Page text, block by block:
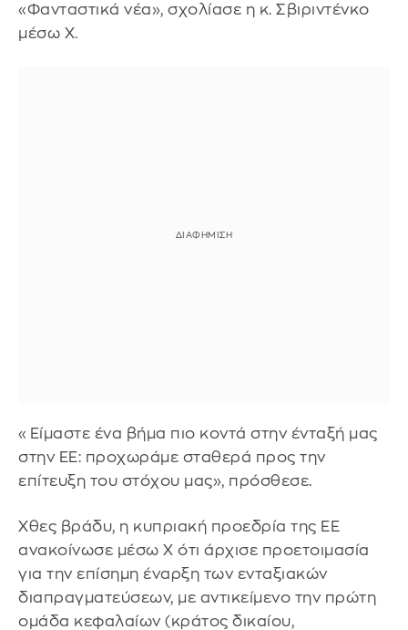
«Φανταστικά νέα», σχολίασε η κ. Σβιριντένκο
μέσω X.
«Είμαστε ένα βήμα πιο κοντά στην ένταξή μας
στην ΕΕ: προχωράμε σταθερά προς την
επίτευξη του στόχου μας», πρόσθεσε.
Χθες βράδυ, η κυπριακή προεδρία της ΕΕ
ανακοίνωσε μέσω X ότι άρχισε προετοιμασία
για την επίσημη έναρξη των ενταξιακών
διαπραγματεύσεων, με αντικείμενο την πρώτη
ομάδα κεφαλαίων (κράτος δικαίου,